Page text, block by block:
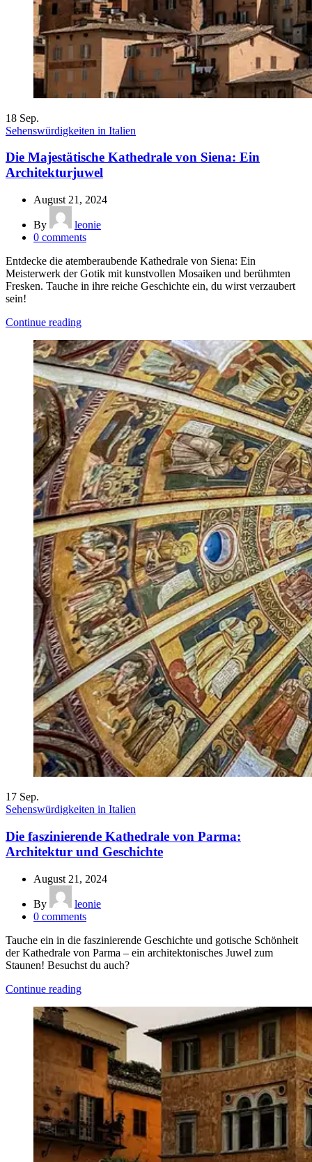
18 Sep.
Sehenswürdigkeiten in Italien
Die Majestätische Kathedrale von Siena: Ein
Architekturjuwel
August 21, 2024
By
leonie
0 comments
Entdecke die atemberaubende Kathedrale von Siena: Ein
Meisterwerk der Gotik mit kunstvollen Mosaiken und berühmten
Fresken. Tauche in ihre reiche Geschichte ein, du wirst verzaubert
sein!
Continue reading
17 Sep.
Sehenswürdigkeiten in Italien
Die faszinierende Kathedrale von Parma:
Architektur und Geschichte
August 21, 2024
By
leonie
0 comments
Tauche ein in die faszinierende Geschichte und gotische Schönheit
der Kathedrale von Parma – ein architektonisches Juwel zum
Staunen! Besuchst du auch?
Continue reading